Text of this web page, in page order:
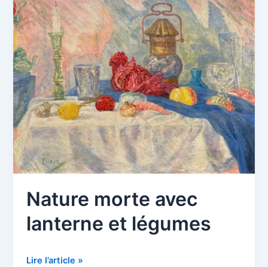
Giverny
Nature morte avec
lanterne et légumes
Nature
Lire l’article »